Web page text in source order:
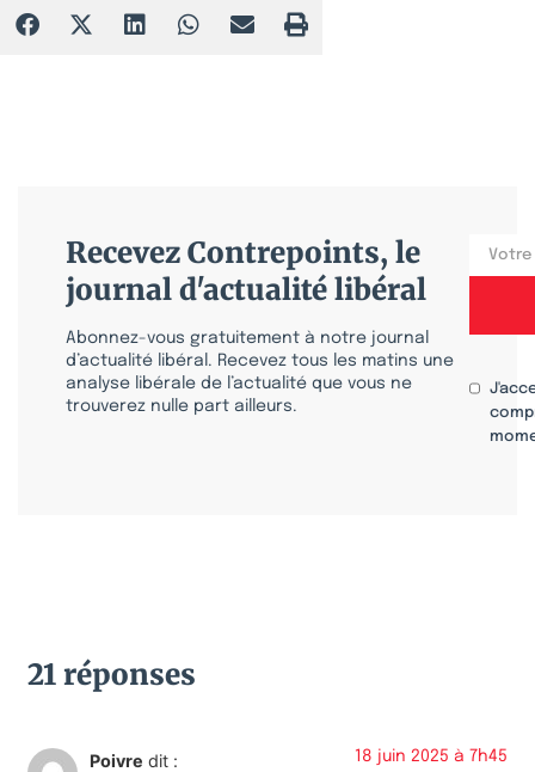
Recevez Contrepoints, le
journal d'actualité libéral
Abonnez-vous gratuitement à notre journal
d’actualité libéral. Recevez tous les matins une
analyse libérale de l’actualité que vous ne
trouverez nulle part ailleurs.
21 réponses
Poivre dit : 18 juin 2025 à 7h45